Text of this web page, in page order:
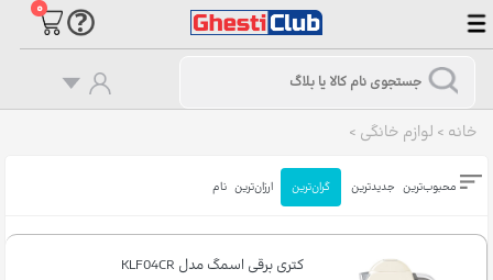
۰
خانه > لوازم خانگی >
محبوب‌ترین جدیدترین گران‌ترین ارزان‌ترین نام
کتری برقی اسمگ مدل KLF04CR